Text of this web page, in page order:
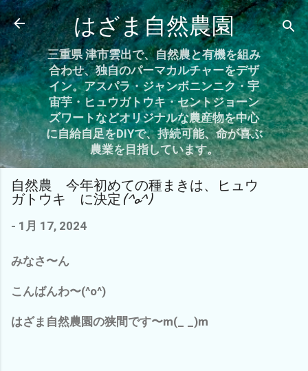
スキップしてメイン コンテンツに移動
はざま自然農園
三重県 津市雲出で、自然農と有機を組み
合わせ、独自のパーマカルチャーをデザ
イン。アスパラ・ジャンボニンニク・宇
宙芋・ヒュウガトウキ・セントジョーン
ズワートなどオリジナルな農産物を中心
に自給自足をDIYで、持続可能、命が喜ぶ
農業を目指しています。
自然農 今年初めての種まきは、ヒュウ
ガトウキ に決定(^o^)
- 1月 17, 2024
みなさ〜ん
こんばんわ〜(^o^)
はざま自然農園の狭間です〜m(_ _)m